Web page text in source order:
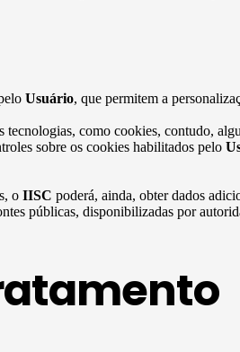
Usuário, que permitem a
tecnologias, como cookies, contudo,
sobre os cookies habilitados pelo
o IISC poderá, ainda, obter dados
públicas, disponibilizadas por